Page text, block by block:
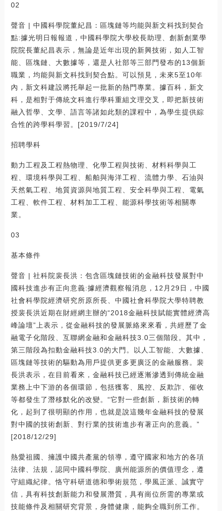
02
聲音 | 中國科學院董紀昌：區塊鏈等均能與新文科找到契合
點:據光明日報報道，中國科學院大學校長助理、創新創業學
院院長董紀昌表示，無論是近年出現的新興技術，如人工智
能、區塊鏈、大數據等，還是人社部等三部門發布的13個新
職業，均能與新文科找到契合點。可以預見，未來5至10年
內，新文科建設將托舉起一批新的熱門專業。據百科，新文
科，是相對于傳統文科進行學科重組文理交叉，即把新技術
融入哲學、文學、語言等諸如此類的課程中，為學生提供綜
合性的跨學科學習。[2019/7/24]
招聘學科
動力工程及工程熱物理、化學工程與技術、材料科學與工
程、環境科學與工程、船舶與海洋工程、流體力學、石油與
天然氣工程、地質資源與地質工程、安全科學與工程、電氣
工程、軟件工程、材料加工工程、能源科學技術等相關專
業。
03
基本條件
聲音 | 社科院裴長洪：包含區塊鏈技術的金融科技發展對中
國科技進步有正向意義:據經濟觀察報消息，12月29日，中國
社會科學院經濟研究所原所長、中國社會科學院大學特聘教
授裴長洪近期在財經網主辦的“2018金融科技賦能實體經濟高
峰論壇”上表示，從金融科技的發展脈絡來來看，共經歷了金
融電子化階段、互聯網金融和金融科技3.0三個階段。其中，
第三階段為扣動金融科技3.0的大門。以人工智能、大數據、
區塊鏈等技術的驅動為用戶提供更多更廣泛的金融服務。裴
長洪表示，在目前看來，金融科技已經逐漸滲透到傳統金融
業務上中下游的各個環節，包括獲客、風控、反欺詐、催收
等都發生了潛移默化的改變。“它對一些創新，新技術的轉
化，起到了很明顯的作用，也就是說這幾年金融科技的發展
對中國的技術創新、對行業的技術進步有著正向的意義。”
[2018/12/29]
熱愛祖國、擁護中國共產黨的領導，遵守國家和地方的各項
法律、法規，認同中國科學院、廣州能源所的價值理念，遵
守組織紀律。恪守科研道德和學術規范，學風正派、誠實守
信，具有科技創新能力和發展潛質，具有崗位所需的專業或
技能條件及相關研究背景，身體健康，能夠全職到所工作。